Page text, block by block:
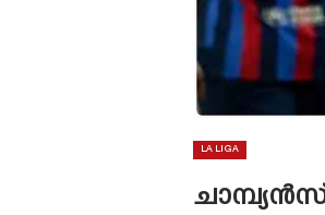
LA LIGA